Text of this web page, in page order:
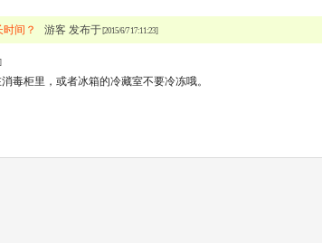
间？ 游客 发布于 [2015/6/7 17:11:23]
毒柜里，或者冰箱的冷藏室不要冷冻哦。